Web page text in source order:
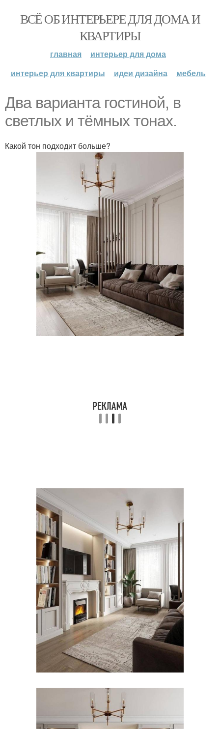
ВСЁ ОБ ИНТЕРЬЕРЕ ДЛЯ ДОМА И
КВАРТИРЫ
главная
интерьер для дома
интерьер для квартиры
идеи дизайна мебель
Два варианта гостиной, в
светлых и тёмных тонах.
Какой тон подходит больше?